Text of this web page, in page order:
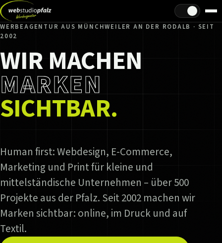
Hell/Dunkel
WERBEAGENTUR AUS MÜNCHWEILER AN DER RODALB · SEIT
2002
WIR MACHEN
MARKEN
SICHTBAR.
Human first: Webdesign, E-Commerce,
Marketing und Print für kleine und
mittelständische Unternehmen – über 500
Projekte aus der Pfalz. Seit 2002 machen wir
Marken sichtbar: online, im Druck und auf
Textil.